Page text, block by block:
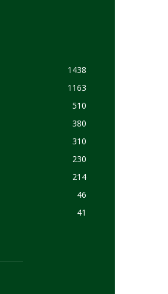
1438
1163
510
380
310
230
214
46
41